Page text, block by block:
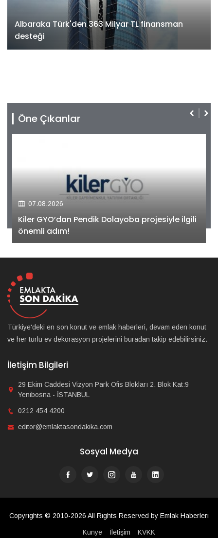
Albaraka Türk'den 363 Milyar TL finansman
desteği
Öne Çıkanlar
07.08.2026
Kiler GYO’dan Pendik Dolayoba projesiyle ilgili
önemli adım!
Türkiye'deki en son konut ve emlak haberleri, devam eden konut
ve her türlü ev dekorasyon projelerini buradan takip edebilirsiniz.
İletişim Bilgileri
29 Ekim Caddesi Vizyon Park Ofis Blokları 2. Blok Kat:9
Yenibosna - İSTANBUL
0212 454 4200
editor@emlaktasondakika.com
Sosyal Medya
Copyrights © 2010-2026 All Rights Reserved by Emlak Haberleri
Künye İletişim KVKK